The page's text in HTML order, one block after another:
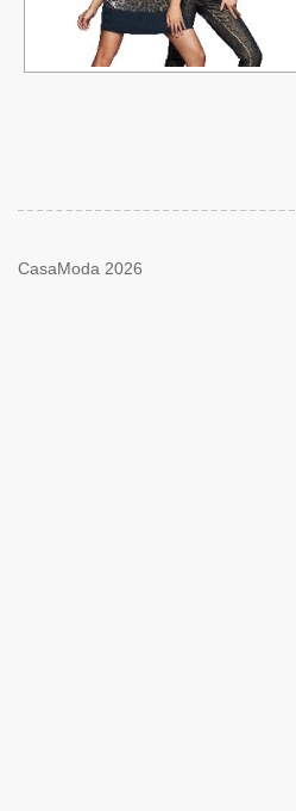
CasaModa 2026